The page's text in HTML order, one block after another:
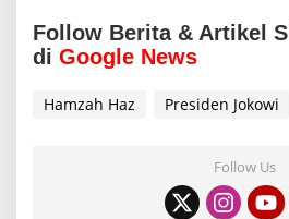
Follow Berita & Artikel
di Google News
Hamzah Haz Presiden Jokowi
Follow Us